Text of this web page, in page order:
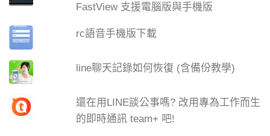
FastView 支援電腦版與手機版
rc語音手機版下載
line聊天記錄如何恢復 (含備份教學)
還在用LINE談公事嗎? 改用專為工作而生
的即時通訊 team+ 吧!